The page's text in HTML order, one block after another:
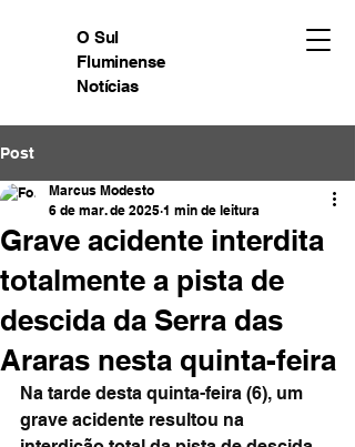
O Sul
Fluminense
Notícias
Post
Grave acidente interdita
totalmente a pista de
descida da Serra das
Araras nesta quinta-feira
Marcus Modesto
6 de mar. de 2025 1 min de leitura
Na tarde desta quinta-feira (6), um
grave acidente resultou na